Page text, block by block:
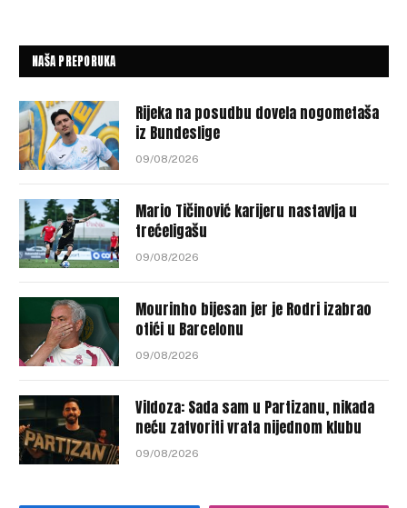
NAŠA PREPORUKA
Rijeka na posudbu dovela nogometaša
iz Bundeslige
09/08/2026
Mario Tičinović karijeru nastavlja u
trećeligašu
09/08/2026
Mourinho bijesan jer je Rodri izabrao
otići u Barcelonu
09/08/2026
Vildoza: Sada sam u Partizanu, nikada
neću zatvoriti vrata nijednom klubu
09/08/2026